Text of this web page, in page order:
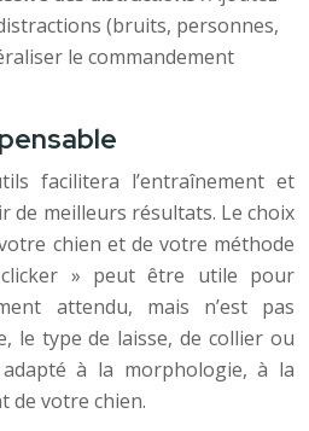
(bruits, personnes,
le commandement
facilitera l’entraînement et
de meilleurs résultats. Le choix
chien et de votre méthode
clicker » peut être utile pour
attendu, mais n’est pas
le type de laisse, de collier ou
à la morphologie, à la
de votre chien.